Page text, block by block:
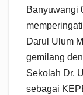
Banyuwangi
Darul Ulum
gemilang
Sekolah Dr.
sebagai